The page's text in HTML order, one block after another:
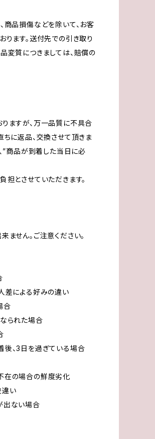
商品損傷などを除いて、お客
ります。送付先での引き取り
変質につきましては、賠償の
ますが、万一品質に不具合
に返品、交換させて頂きま
”商品が到着した当日に必
とさせていただきます。
せん。ご注意ください。
差による好みの違い
合
られた場合
、3日を過ぎている場合
在の場合の鮮度劣化
い
出ない場合